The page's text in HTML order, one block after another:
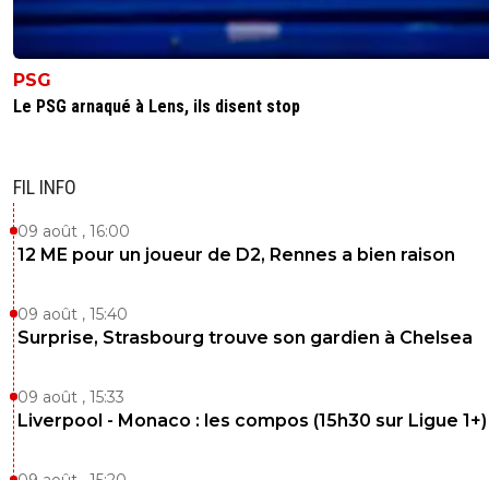
PSG
Le PSG arnaqué à Lens, ils disent stop
FIL INFO
09 août , 16:00
12 ME pour un joueur de D2, Rennes a bien raison
09 août , 15:40
Surprise, Strasbourg trouve son gardien à Chelsea
09 août , 15:33
Liverpool - Monaco : les compos (15h30 sur Ligue 1+)